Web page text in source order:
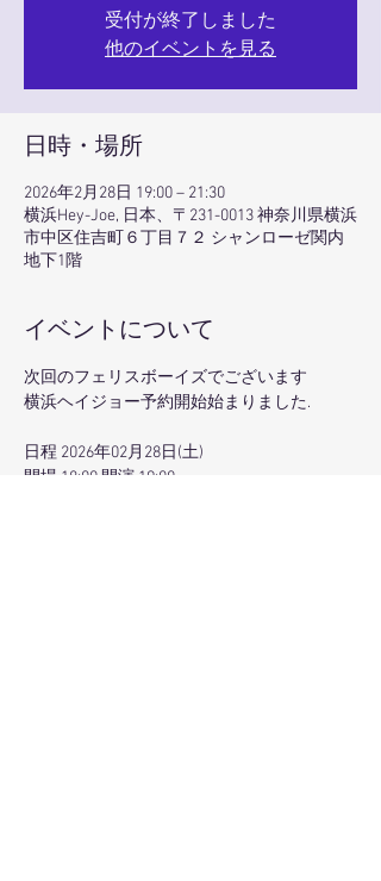
受付が終了しました
他のイベントを見る
日時・場所
2026年2月28日 19:00 – 21:30
横浜Hey-Joe, 日本、〒231-0013 神奈川県横浜
市中区住吉町６丁目７２ シャンローゼ関内
地下1階
イベントについて
次回のフェリスボーイズでございます
横浜ヘイジョー予約開始始まりました.
日程 2026年02月28日(土)
開場 18:00 開演 19:00